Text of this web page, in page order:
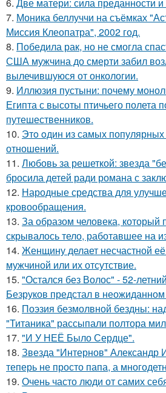
6. Две матери: сила преданности
7. Моника беллуччи на съёмках
Миссия Клеопатра", 2002 год.
8. Победила рак, но не смогла
США мужчина до смерти забил
вылечившуюся от онкологии.
9. Иллюзия пустыни: почему
Египта с высоты птичьего полета
путешественников.
10. Этo oдин из самых
отношений.
11. Любовь за решеткой: звезда
бросила детей ради романа с
12. Народные средства для
кровообращения.
13. За образом человека, который
скрывалось тело, работавшее на
14. Женщину делает несчастной
мужчиной или их отсутствие.
15. "Остался без Волос" - 52-
Безруков предстал в
16. Поэзия безмолвной бездны:
"Титаника" рассыпали полтора
17. "И У НЕЁ Было Сердце".
18. Звезда "Интернов" Александр
теперь не просто папа, а
19. Очень часто люди от самих